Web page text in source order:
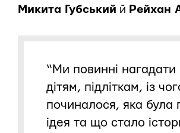
Микита Губський й Рейхан
“Ми повинні
дітям, підліткам, із
починалося, яка була
ідея та що стало